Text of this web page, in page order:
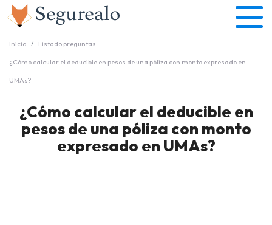
Inicio Listado preguntas
¿Cómo calcular el deducible en pesos de una póliza con monto expresado en
UMAs?
¿Cómo calcular el deducible en
pesos de una póliza con monto
expresado en UMAs?